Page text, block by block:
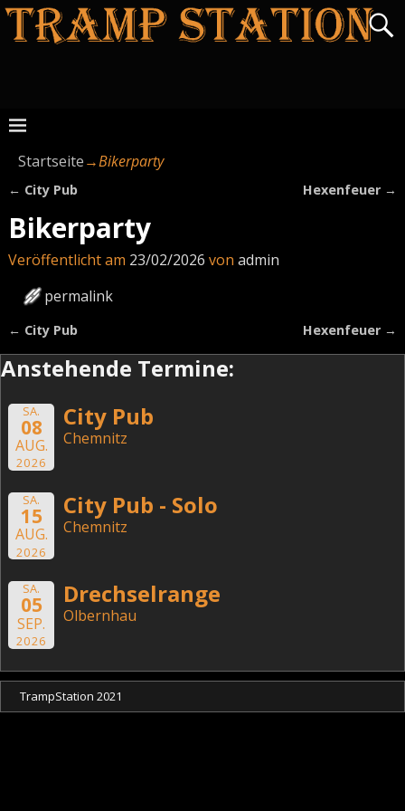
Startseite→Bikerparty
← City Pub Hexenfeuer →
Bikerparty
Veröffentlicht am 23/02/2026 von admin
permalink
Artikelnavigation
← City Pub Hexenfeuer →
Anstehende Termine:
SA.
08
AUG.
2026
City Pub
Chemnitz
SA.
15
AUG.
2026
City Pub - Solo
Chemnitz
SA.
05
SEP.
2026
Drechselrange
Olbernhau
TrampStation 2021